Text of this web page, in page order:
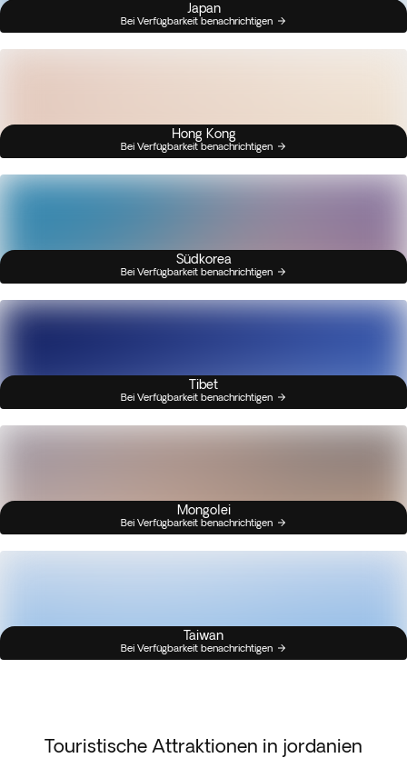
Japan
Bei Verfügbarkeit benachrichtigen
Hong Kong
Bei Verfügbarkeit benachrichtigen
Südkorea
Bei Verfügbarkeit benachrichtigen
Tibet
Bei Verfügbarkeit benachrichtigen
Mongolei
Bei Verfügbarkeit benachrichtigen
Taiwan
Bei Verfügbarkeit benachrichtigen
Touristische Attraktionen in jordanien